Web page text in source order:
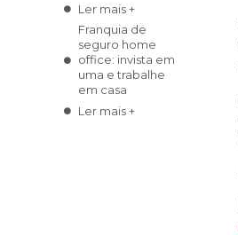
Ler mais +
Franquia de
seguro home
office: invista em
uma e trabalhe
em casa
Ler mais +